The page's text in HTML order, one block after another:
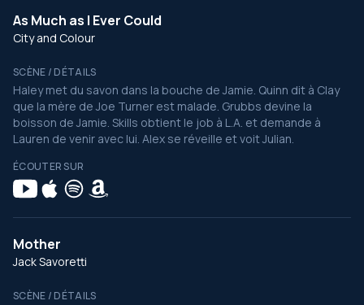
As Much as I Ever Could
City and Colour
SCÈNE / DÉTAILS
Haley met du savon dans la bouche de Jamie. Quinn dit à Clay
que la mère de Joe Turner est malade. Grubbs devine la
boisson de Jamie. Skills obtient le job à L.A. et demande à
Lauren de venir avec lui. Alex se réveille et voit Julian.
ÉCOUTER SUR
Mother
Jack Savoretti
SCÈNE / DÉTAILS